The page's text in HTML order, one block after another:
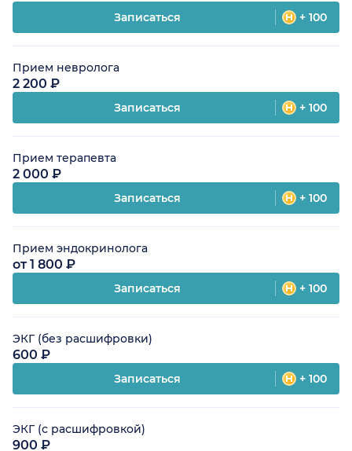
Записаться + 100
Прием невролога
2 200 ₽
Записаться + 100
Прием терапевта
2 000 ₽
Записаться + 100
Прием эндокринолога
от 1 800 ₽
Записаться + 100
ЭКГ (без расшифровки)
600 ₽
Записаться + 100
ЭКГ (с расшифровкой)
900 ₽